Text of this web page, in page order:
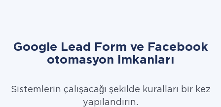
Google Lead Form ve Facebook
otomasyon imkanları
Sistemlerin çalışacağı şekilde kuralları bir kez
yapılandırın.